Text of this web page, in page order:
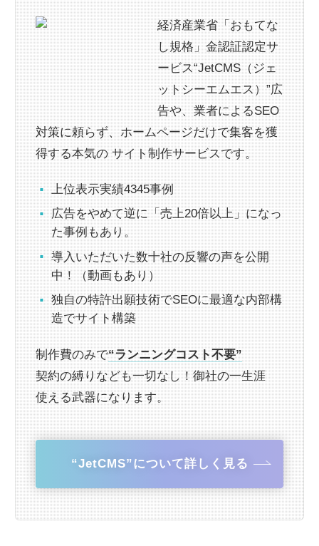
経済産業省「おもてな
し規格」金認証認定サ
ービス“JetCMS（ジェ
ットシーエムエス）”広
告や、業者によるSEO
対策に頼らず、ホームページだけで集客を獲
得する本気の サイト制作サービスです。
上位表示実績4345事例
広告をやめて逆に「売上20倍以上」になっ
た事例もあり。
導入いただいた数十社の反響の声を公開
中！（動画もあり）
独自の特許出願技術でSEOに最適な内部構
造でサイト構築
制作費のみで“ランニングコスト不要”
契約の縛りなども一切なし！御社の一生涯
使える武器になります。
“JetCMS”について詳しく見る